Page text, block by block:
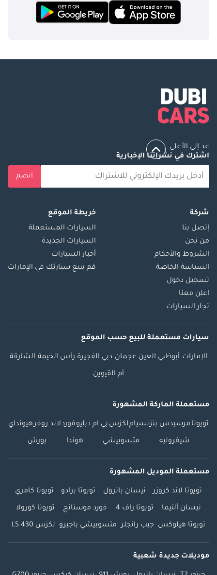
عد إلى الأعلى
اشترك في نشراتنا الإخبارية
انضم
شركة
إتصل بنا
من نحن
الشروط والأحكام
السياسة الخاصة
تسجيل دخول
اعلن معنا
تجار السيارات
خريطة الموقع
السيارات المستعملة
السيارات الجديدة
أخبار السيارات
قم ببيع سيارتك في الإمارات
سيارات مستعملة للبيع حسب الموقع
الإمارات أبوظبي العين عجمان دبي الفجيرة رأس الخيمة الشارقة
أم القيوين
مستعملة الماركة المشهورة
تويوتا مرسيدس بنزنسياملكزس بي ام دبليوفوردلاند روفرهيونداي
شيفروليه متسوبيشي هوندا بورش
مستعملة الموديل المشهورة
تويوتا لاند كروزر نيسان باترول تويوتا برادو تويوتا كامري
نيسان ألتيما تويوتا راف 4 فورد موستانج تويوتا كورولا
تويوتا هيلوكس جيب رانجلر متسوبيشي باجيرو لكزس LS 430
موديلات جديدة شعبية